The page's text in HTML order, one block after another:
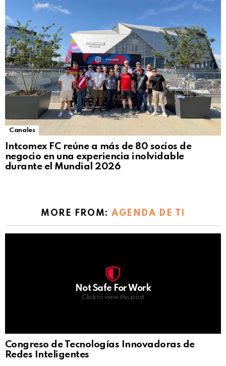
Canales
Intcomex FC reúne a más de 80 socios de
negocio en una experiencia inolvidable
durante el Mundial 2026
MORE FROM:AGENDA DE TI
Not Safe For Work
Click to view this post
Congreso de Tecnologías Innovadoras de
Redes Inteligentes